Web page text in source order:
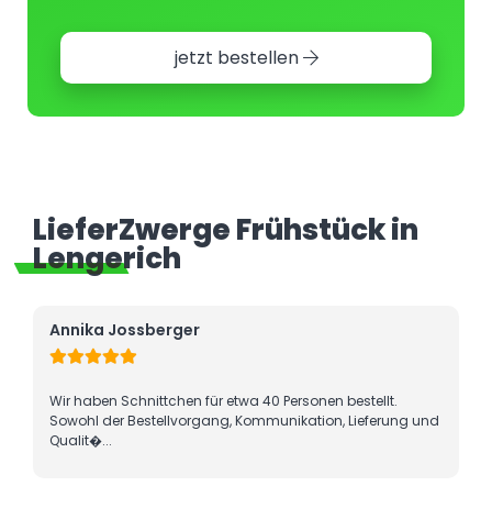
jetzt bestellen
LieferZwerge Frühstück in
Lengerich
Jossberger
haben Schnittchen für etwa 40 Personen bestellt.
der Bestellvorgang, Kommunikation, Lieferung und
lecker